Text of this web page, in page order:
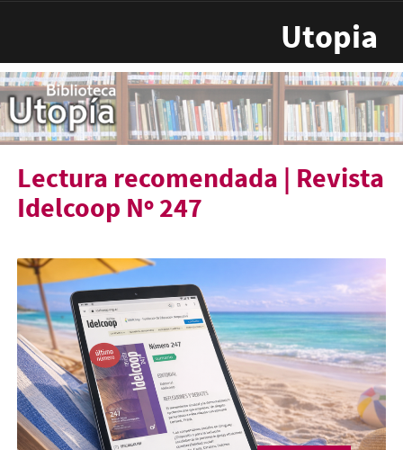
Utopia
Lectura recomendada | Revista
Idelcoop Nº 247